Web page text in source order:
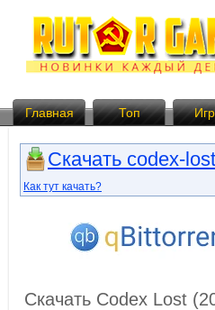
Главная Топ
Скачать codex-
Как тут качать?
Скачать Codex Lost